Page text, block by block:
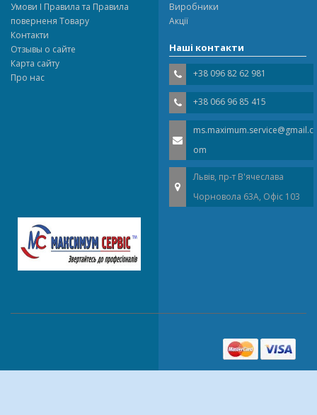
Умови І Правила та Правила
поверненя Товару
Контакти
Отзывы о сайте
Карта сайту
Про нас
Виробники
Акції
Наші контакти
+38 096 82 62 981
+38 066 96 85 415
ms.maximum.service@gmail.c
om
Львів, пр-т В'ячеслава
Чорновола 63A, Офіс 103